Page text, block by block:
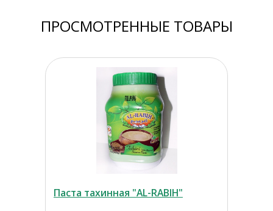
ПРОСМОТРЕННЫЕ ТОВАРЫ
Паста тахинная "AL-RABIH"